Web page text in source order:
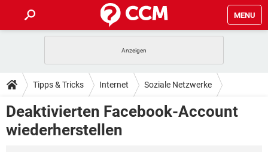
MENU
ANDROID IOS
WINDOWS 10 INSTAGRAM
WHATSAPP
TIPPS & TRICKS
SPIELE
ANDROID IOS
DOWNLOADS
SPIELE
FORUM
Tipps & Tricks Internet Soziale Netzwerke
Facebook
Deaktivierten Facebook-Account
wiederherstellen